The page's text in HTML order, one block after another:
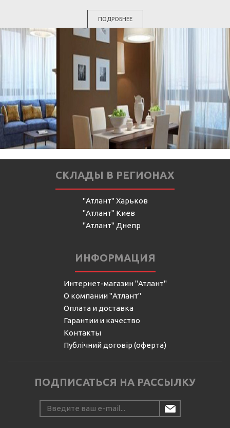
ПОДРОБНЕЕ
СКЛАДЫ В РЕГИОНАХ
"Атлант" Харьков
"Атлант" Киев
"Атлант" Днепр
ИНФОРМАЦИЯ
Интернет-магазин "Атлант"
О компании "Атлант"
Оплата и доставка
Гарантии и качество
Контакты
Публічний договір (оферта)
ПОДПИСАТЬСЯ НА РАССЫЛКУ